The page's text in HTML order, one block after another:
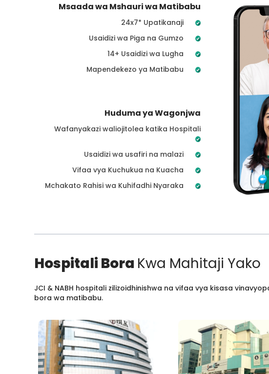
Msaada wa Mshauri wa Matibabu
24x7* Upatikanaji
Usaidizi wa Piga na Gumzo
14+ Usaidizi wa Lugha
Mapendekezo ya Matibabu
Huduma ya Wagonjwa
Wafanyakazi waliojitolea katika Hospitali
Usaidizi wa usafiri na malazi
Vifaa vya Kuchukua na Kuacha
Mchakato Rahisi wa Kuhifadhi Nyaraka
Hospitali Bora Kwa Mahitaji Yako
JCI & NABH hospitali zilizoidhinishwa na vifaa vya kisasa
bora wa matibabu.